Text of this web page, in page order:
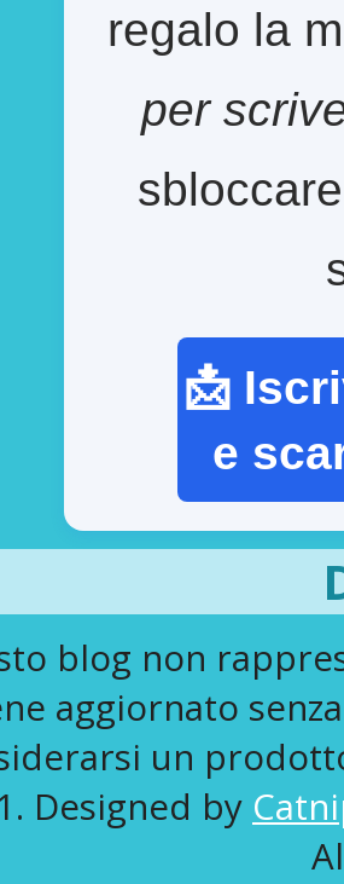
regalo la
per
📩
e
blog non
aggiornato
un
Designed by